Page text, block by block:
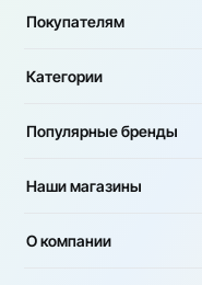
Покупателям
Категории
Популярные бренды
Наши магазины
О компании